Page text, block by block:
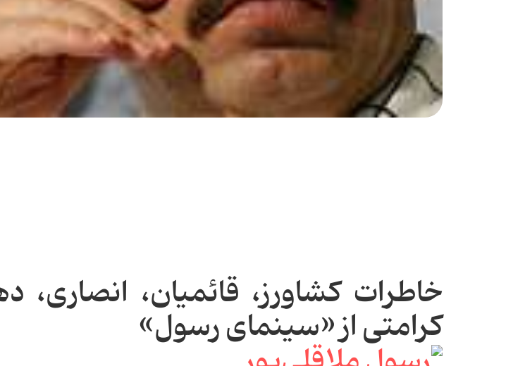
خاطرات كشاورز، قائمیان،
كرامتی از «سینمای رسول»